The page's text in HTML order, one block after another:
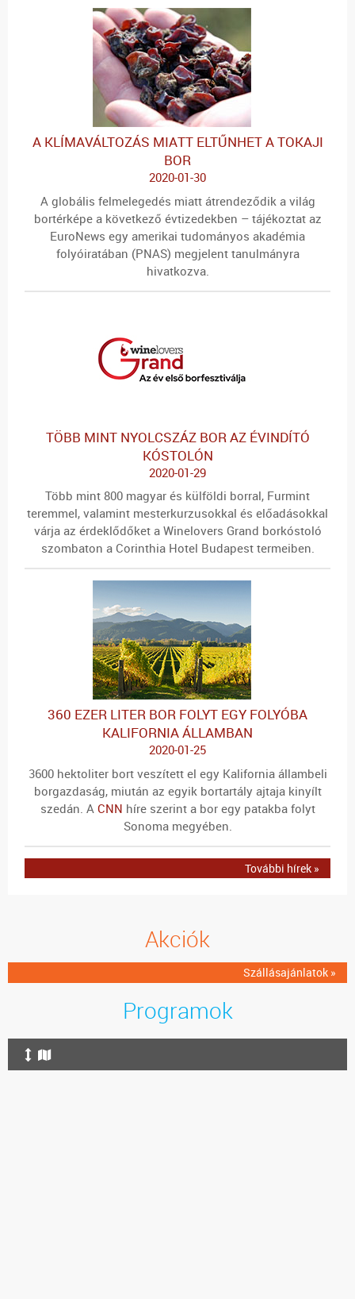
A KLÍMAVÁLTOZÁS MIATT ELTŰNHET A TOKAJI
BOR
2020-01-30
A globális felmelegedés miatt átrendeződik a világ
bortérképe a következő évtizedekben – tájékoztat az
EuroNews egy amerikai tudományos akadémia
folyóiratában (PNAS) megjelent tanulmányra
hivatkozva.
TÖBB MINT NYOLCSZÁZ BOR AZ ÉVINDÍTÓ
KÓSTOLÓN
2020-01-29
Több mint 800 magyar és külföldi borral, Furmint
teremmel, valamint mesterkurzusokkal és előadásokkal
várja az érdeklődőket a Winelovers Grand borkóstoló
szombaton a Corinthia Hotel Budapest termeiben.
360 EZER LITER BOR FOLYT EGY FOLYÓBA
KALIFORNIA ÁLLAMBAN
2020-01-25
3600 hektoliter bort veszített el egy Kalifornia állambeli
borgazdaság, miután az egyik bortartály ajtaja kinyílt
szedán. A CNN híre szerint a bor egy patakba folyt
Sonoma megyében.
További hírek »
Akciók
Szállásajánlatok »
Programok